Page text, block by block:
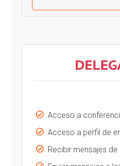
Acceso a
Acceso a perfil de
Recibir mensajes